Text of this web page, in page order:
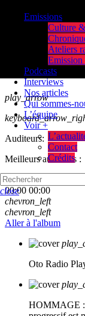
play_arrow
Auditeurs:
Meilleurs auditeurs :
skip_previous
00:00 00:00
chevron_left
chevron_left
Aller à l'album
Oto Radio
HOMMAGE :
Emissions
Culture
Ateliers
Podcasts
Interviews
Nos articles
Qui sommes-
L’équipe
Voir +
Contact
Crédits
close